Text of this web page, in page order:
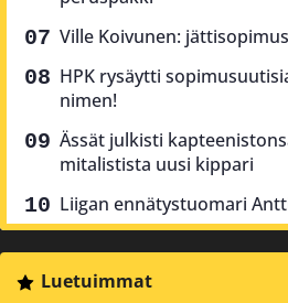
Ville Koivunen:
HPK rysäytti
nimen!
Ässät julkisti
mitalistista uusi kippari
Liigan ennätystuomari
Luetuimmat